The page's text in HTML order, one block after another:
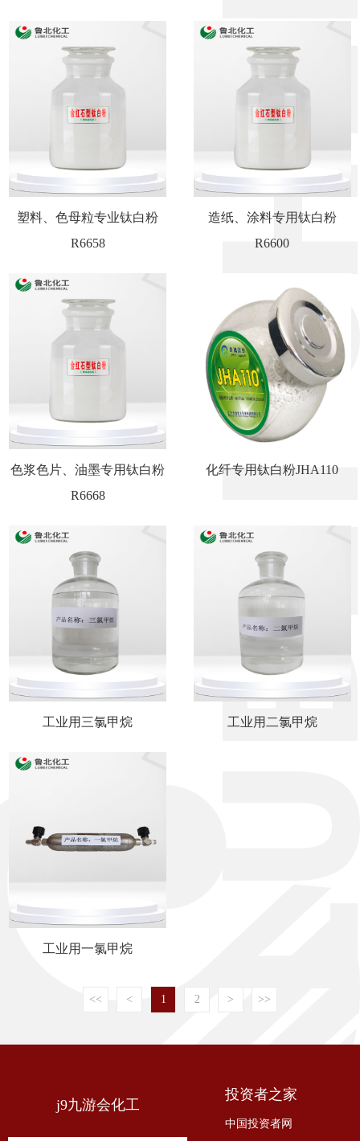
塑料、色母粒专业钛白粉
R6658
造纸、涂料专用钛白粉
R6600
色浆色片、油墨专用钛白粉
R6668
化纤专用钛白粉JHA110
工业用三氯甲烷 工业用二氯甲烷
工业用一氯甲烷
<< < 1 2 > >>
j9九游会化工
投资者之家
中国投资者网